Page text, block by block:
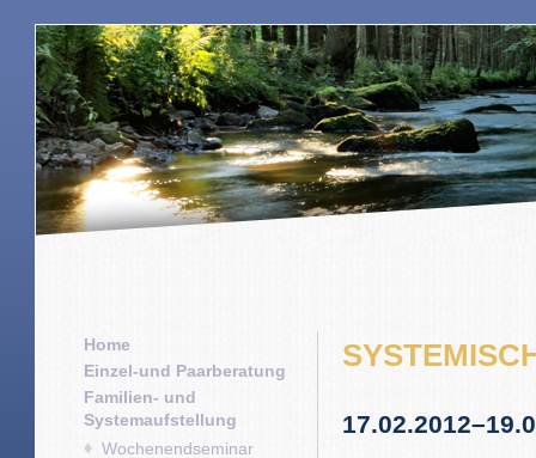
Home
Einzel-und Paarberatung
Familien- und
Systemaufstellung
Wochenendseminar